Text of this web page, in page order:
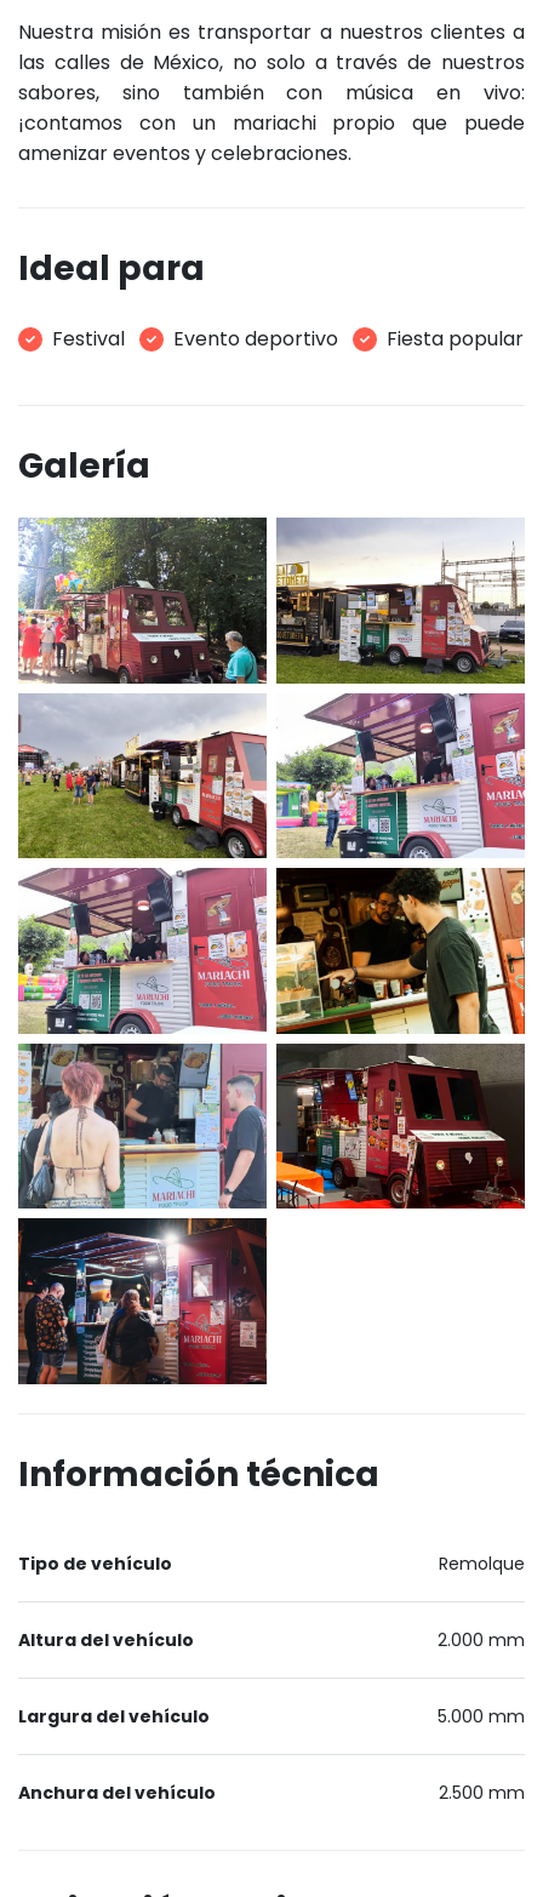
Nuestra misión es transportar a nuestros clientes a
las calles de México, no solo a través de nuestros
sabores, sino también con música en vivo:
¡contamos con un mariachi propio que puede
amenizar eventos y celebraciones.
Ideal para
Festival Evento deportivo Fiesta popular
Galería
Información técnica
Tipo de vehículo Remolque
Altura del vehículo 2.000 mm
Largura del vehículo 5.000 mm
Anchura del vehículo 2.500 mm